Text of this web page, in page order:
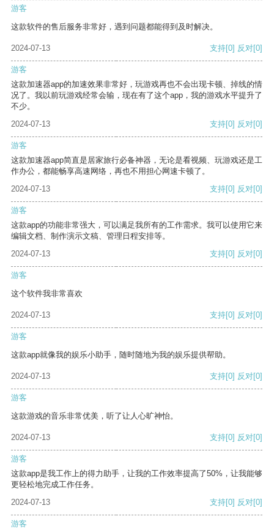
游客
这款软件的售后服务非常好，遇到问题都能得到及时解决。
2024-07-13 支持[0] 反对[0]
游客
这款加速器app的加速效果非常好，玩游戏再也不会出现卡顿、掉线的情
况了。我以前玩游戏经常会输，现在有了这个app，我的游戏水平提升了
不少。
2024-07-13
支持[0] 反对[0]
游客
这款加速器app简直是居家旅行必备神器，无论是看视频、玩游戏还是工
作办公，都能畅享高速网络，再也不用担心网速卡顿了。
2024-07-13
支持[0] 反对[0]
游客
这款app的功能非常强大，可以满足我所有的工作需求。我可以使用它来
编辑文档、制作演示文稿、管理日程安排等。
2024-07-13
支持[0] 反对[0]
游客
这个软件我非常喜欢
2024-07-13 支持[0] 反对[0]
游客
这款app就像我的娱乐小助手，随时随地为我的娱乐提供帮助。
2024-07-13 支持[0] 反对[0]
游客
这款游戏的音乐非常优美，听了让人心旷神怡。
2024-07-13 支持[0] 反对[0]
游客
这款app是我工作上的得力助手，让我的工作效率提高了50%，让我能够
更轻松地完成工作任务。
2024-07-13
支持[0] 反对[0]
游客